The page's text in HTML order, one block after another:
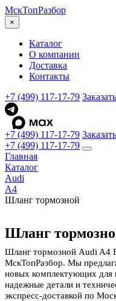
МскТопРазбор
×
Каталог
О компании
Доставка
Контакты
+7 (499) 117-17-79
+7 (499) 117-17-79
+7 (499) 117-17-79
Главная
Каталог
Audi
A4
Шланг тормозной
Шланг
Шланг тормозной Audi A4
МскТопРазбор. Мы
новых комплектующих для
надежные детали и
экспресс-доставкой по